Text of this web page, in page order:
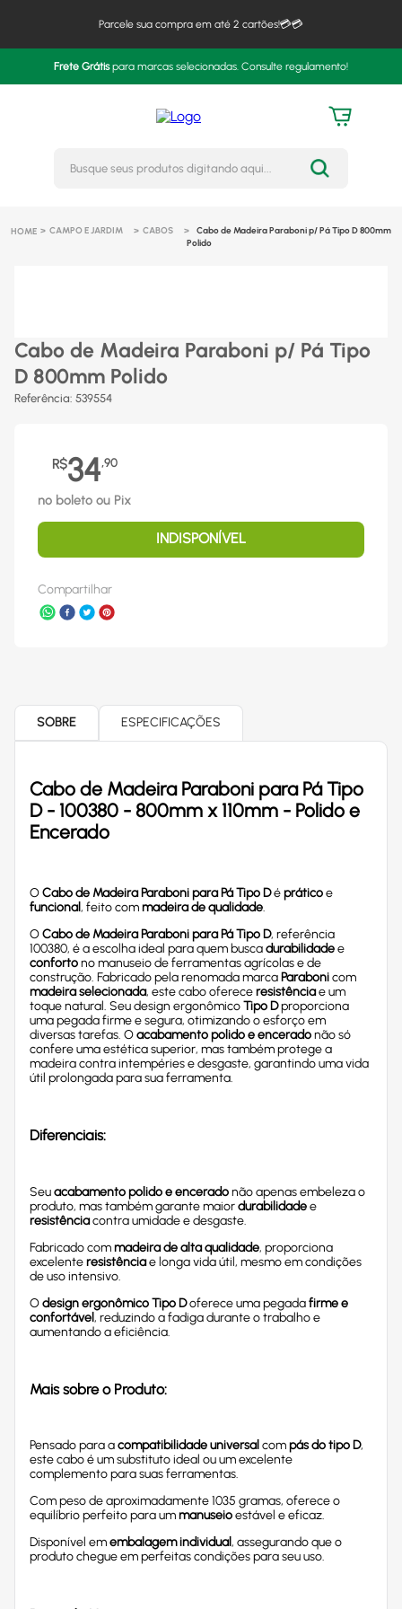
Parcele sua compra em até 2 cartões!💳💳
Frete Grátispara marcas selecionadas. Consulte regulamento!
Busque seus produtos
CAMPO E JARDIM CABOS
Cabo de Madeira Paraboni p/ Pá Tipo D 800mm
Polido
Cabo de Madeira Paraboni p/ Pá Tipo
D 800mm Polido
Referência: 539554
R$34,90
no boleto ou Pix
INDISPONÍVEL
Compartilhar
SOBRE ESPECIFICAÇÕES
Cabo de Madeira Paraboni para Pá Tipo
D - 100380 - 800mm x 110mm - Polido e
Encerado
OCabo de Madeira Paraboni para Pá Tipo Dépráticoe
funcional, feito commadeira de qualidade.
OCabo de Madeira Paraboni para Pá Tipo D, referência
100380, é a escolha ideal para quem buscadurabilidadee
confortono manuseio de ferramentas agrícolas e de
construção. Fabricado pela renomada marcaParabonicom
madeira selecionada, este cabo ofereceresistênciae um
toque natural. Seu design ergonômicoTipo Dproporciona
uma pegada firme e segura, otimizando o esforço em
diversas tarefas. Oacabamento polido e enceradonão só
confere uma estética superior, mas também protege a
madeira contra intempéries e desgaste, garantindo uma vida
útil prolongada para sua ferramenta.
Diferenciais:
Seuacabamento polido e enceradonão apenas embeleza o
produto, mas também garante maiordurabilidadee
resistênciacontra umidade e desgaste.
Fabricado commadeira de alta qualidade, proporciona
excelenteresistênciae longa vida útil, mesmo em condições
de uso intensivo.
Odesign ergonômico Tipo Doferece uma pegadafirme e
confortável, reduzindo a fadiga durante o trabalho e
aumentando a eficiência.
Mais sobre o Produto:
Pensado para acompatibilidade universal compás do tipo D,
este cabo é um substituto ideal ou um excelente
complemento para suas ferramentas.
Com peso de aproximadamente 1035 gramas, oferece o
equilíbrio perfeito para ummanuseioestável e eficaz.
Disponível emembalagem individual, assegurando que o
produto chegue em perfeitas condições para seu uso.